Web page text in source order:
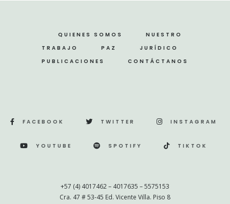
QUIENES SOMOS
NUESTRO
TRABAJO
PAZ
JURÍDICO
PUBLICACIONES
CONTÁCTANOS
FACEBOOK TWITTER INSTAGRAM
YOUTUBE SPOTIFY TIKTOK
+57 (4) 4017462 – 4017635 – 5575153
Cra. 47 # 53-45 Ed. Vicente Villa. Piso 8